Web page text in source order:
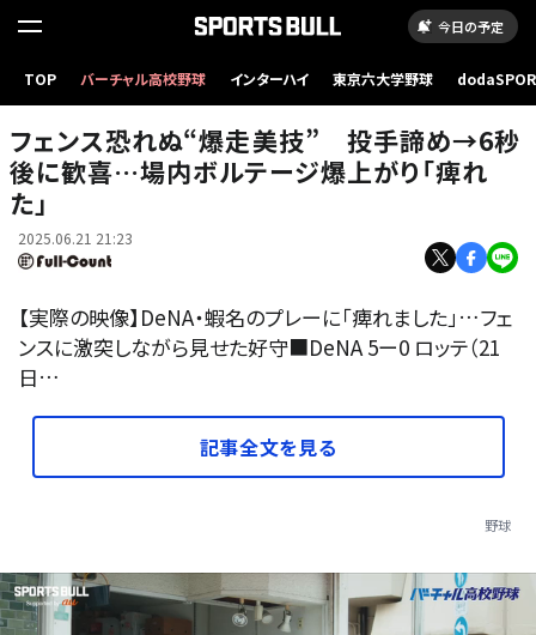
今日の予定
TOP バーチャル高校野球 インターハイ 東京六大学野球
ロッテ戦で好手を見せた蛯名達夫【画像：パーソル パ・リーグTV】
フェンス恐れぬ“爆走美技” 投手諦め→6秒
後に歓喜…場内ボルテージ爆上がり「痺れ
た」
2025.06.21 21:23
【実際の映像】DeNA・蝦名のプレーに「痺れました」…フェ
ンスに激突しながら見せた好守■DeNA 5ー0 ロッテ（21
日…
記事全文を見る
野球